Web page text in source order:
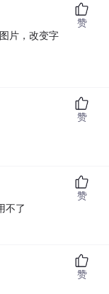
片，改变字
赞
赞
不了
赞
赞